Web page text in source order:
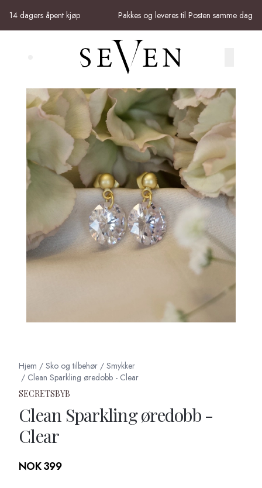
14 dagers åpent kjøp Pakkes og leveres til Posten samme dag
Search (⌘K)
Hjem / Sko og tilbehør / Smykker
/ Clean Sparkling øredobb - Clear
SECRETSBYB
Clean Sparkling øredobb -
Clear
Produktdetaljer
NOK 399